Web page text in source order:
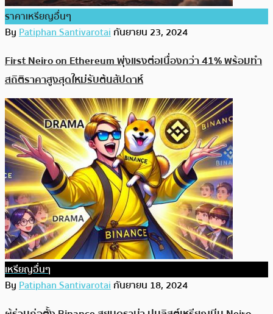
ราคาเหรียญอื่นๆ
ByPatiphan Santivarotaiกันยายน 23, 2024
First Neiro on Ethereum พุ่งแรงต่อเนื่องกว่า 41% พร้อมทำ
สถิติราคาสูงสุดใหม่รับต้นสัปดาห์
เหรียญอื่นๆ
ByPatiphan Santivarotaiกันยายน 18, 2024